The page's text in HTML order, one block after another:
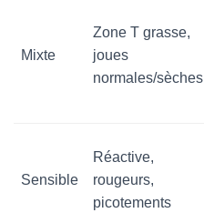
Mixte
Zone T grasse,
joues
normales/sèches
Sensible
Réactive,
rougeurs,
picotements